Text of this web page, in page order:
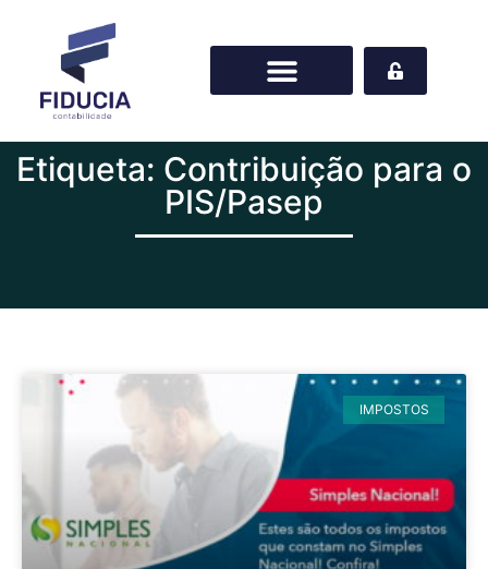
Etiqueta: Contribuição para o
PIS/Pasep
IMPOSTOS